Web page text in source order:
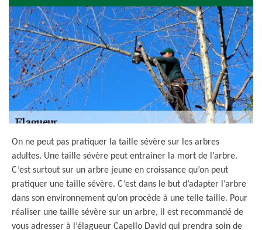
On ne peut pas pratiquer la taille sévère sur les arbres
adultes. Une taille sévère peut entrainer la mort de l’arbre.
C’est surtout sur un arbre jeune en croissance qu’on peut
pratiquer une taille sévère. C’est dans le but d’adapter l’arbre
dans son environnement qu’on procède à une telle taille. Pour
réaliser une taille sévère sur un arbre, il est recommandé de
vous adresser à l’élagueur Capello David qui prendra soin de